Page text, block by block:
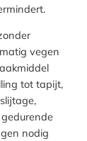
vegen
tot tapijt,
nodig